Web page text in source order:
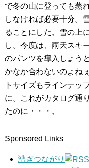
で冬の山に登っても蒸
しなければ必要十分。
ることにした。雪の上
し。今度は、雨天スキ
のパンツを導入しよう
かなか合わないのよねぇ
トサイズもラインナッ
に。これがカタログ通
たのに・・・。
Sponsored Links
漕ぎつながり